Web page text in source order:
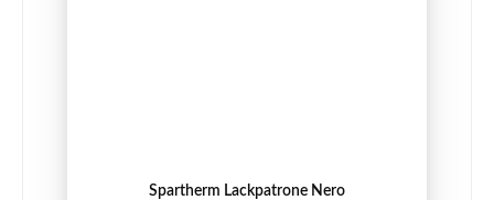
Spartherm Lackpatrone Nero